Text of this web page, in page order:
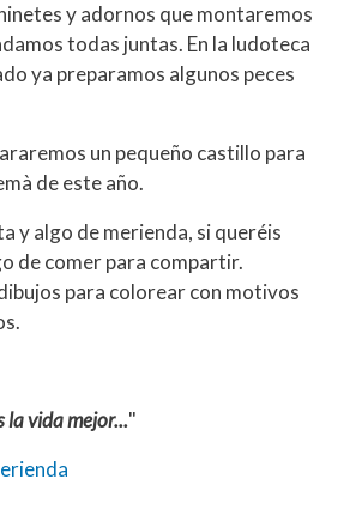
y adornos que montaremos
todas juntas. En la ludoteca
ya preparamos algunos peces
un pequeño castillo para
de este año.
y algo de merienda, si queréis
de comer para compartir.
para colorear con motivos
la vida mejor..."